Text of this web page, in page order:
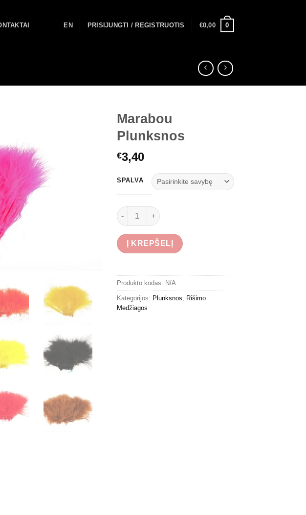
EN PRISIJUNGTI / REGISTRUOTIS €0,00 0
Marabou
Plunksnos
€3,40
SPALVA
produkto kiekis: Marabou Plunksnos
Į KREPŠELĮ
Produkto kodas: N/A
Kategorijos: Plunksnos
Rišimo
Medžiagos